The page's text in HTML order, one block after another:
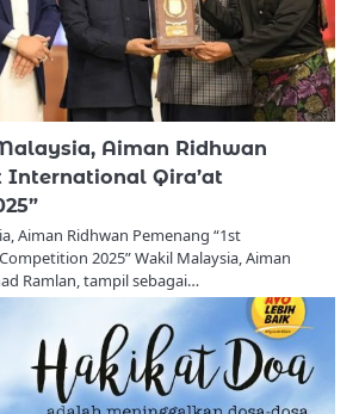
Aiman ​​Ridhwan
International Qira’at
Aiman ​​Ridhwan Pemenang “1st
2025” Wakil Malaysia, Aiman
Ramlan, tampil sebagai…